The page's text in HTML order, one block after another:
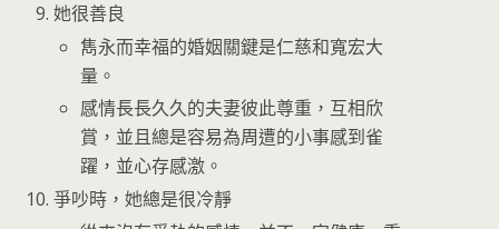
她很善良
雋永而幸福的婚姻關鍵是仁慈和寬宏大
量。
感情長長久久的夫妻彼此尊重，互相欣
賞，並且總是容易為周遭的小事感到雀
躍，並心存感激。
爭吵時，她總是很冷靜